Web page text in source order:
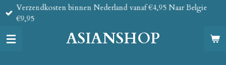
Ga
direct
de
ASIANSHOP
Verzendkosten binnen Nederland vanaf €4,95 Naar Belgie
€9,95